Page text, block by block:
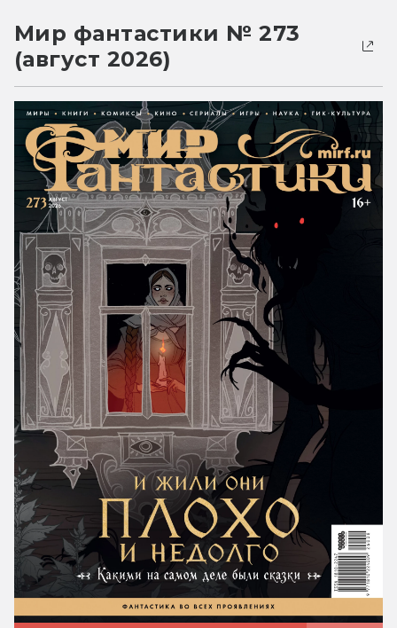
Мир фантастики № 273
(август 2026)